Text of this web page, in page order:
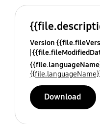
Version
Download